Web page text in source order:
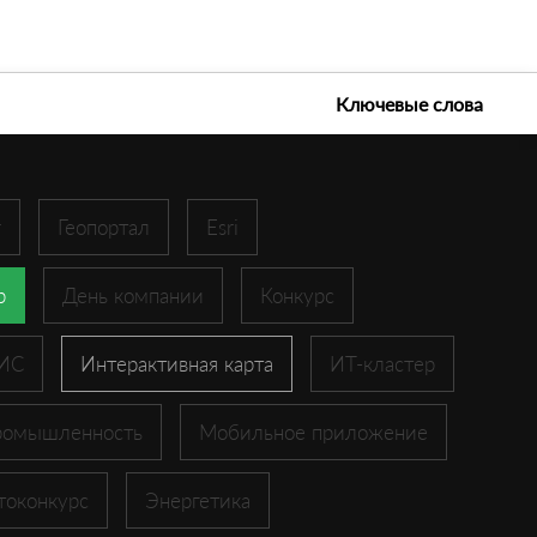
Ключевые слова
Геопортал Esri
День компании Конкурс
Интерактивная карта ИТ-кластер
Мобильное приложение
Энергетика